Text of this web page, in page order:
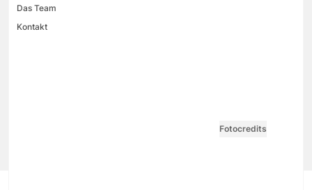
Das Team
Kontakt
Fotocredits